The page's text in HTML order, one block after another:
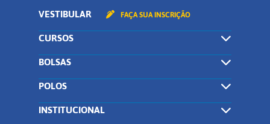
VESTIBULAR FAÇA SUA INSCRIÇÃO
CURSOS
BOLSAS
POLOS
INSTITUCIONAL